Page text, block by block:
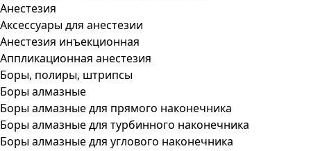
Анестезия
Аксессуары для анестезии
Анестезия инъекционная
Аппликационная анестезия
Боры, полиры, штрипсы
Боры алмазные
Боры алмазные для прямого наконечника
Боры алмазные для турбинного наконечника
Боры алмазные для углового наконечника